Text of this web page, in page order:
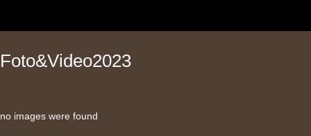
Foto&Video2023
no images were found